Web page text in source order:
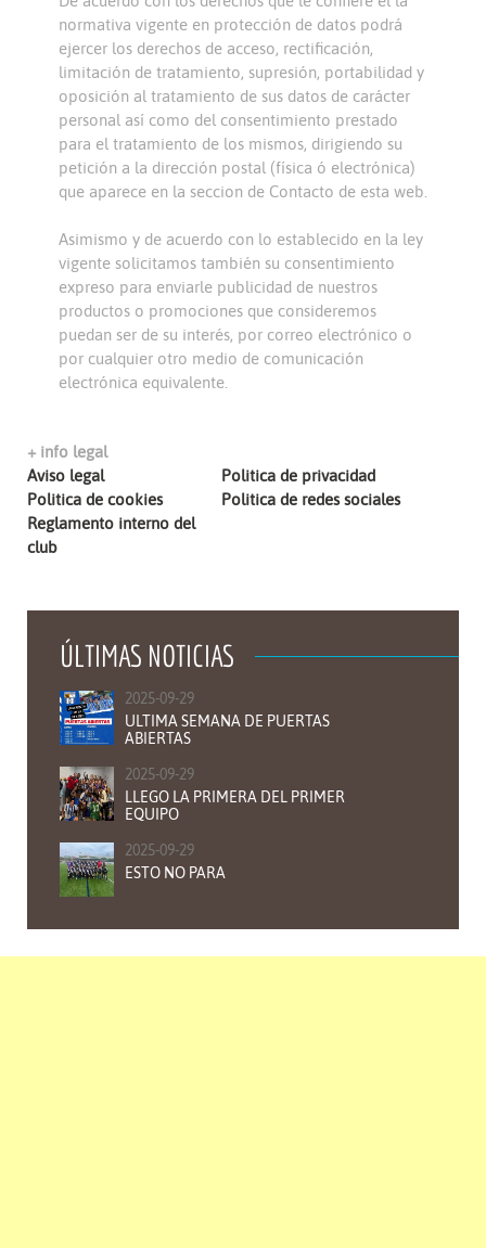
normativa vigente en protección de datos podrá
ejercer los derechos de acceso, rectificación,
limitación de tratamiento, supresión, portabilidad y
oposición al tratamiento de sus datos de carácter
personal así como del consentimiento prestado
para el tratamiento de los mismos, dirigiendo su
petición a la dirección postal (física ó electrónica)
que aparece en la seccion de Contacto de esta web.
Asimismo y de acuerdo con lo establecido en la ley
vigente solicitamos también su consentimiento
expreso para enviarle publicidad de nuestros
productos o promociones que consideremos
puedan ser de su interés, por correo electrónico o
por cualquier otro medio de comunicación
electrónica equivalente.
+ info legal
Aviso legal
Politica de privacidad
Politica de cookies
Politica de redes sociales
Reglamento interno del
club
ÚLTIMAS NOTICIAS
2025-09-29
ULTIMA SEMANA DE PUERTAS
ABIERTAS
2025-09-29
LLEGO LA PRIMERA DEL PRIMER
EQUIPO
2025-09-29
ESTO NO PARA